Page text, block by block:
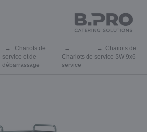
Chariots de
service et de
débarrassage
Chariots de
service
Chariots de
service SW 9x6